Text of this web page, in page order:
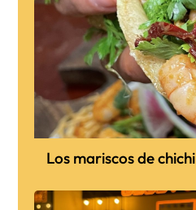
Los mariscos de chichi